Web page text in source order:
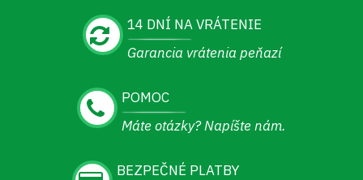
14 DNÍ NA VRÁTENIE
Garancia vrátenia peňazí
POMOC
Máte otázky? Napíšte nám.
BEZPEČNÉ PLATBY